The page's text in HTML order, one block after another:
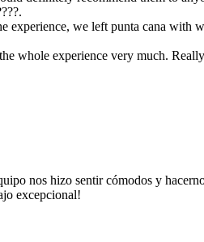
experience, we left punta cana
whole experience very much.
nos hizo sentir cómodos y
excepcional!